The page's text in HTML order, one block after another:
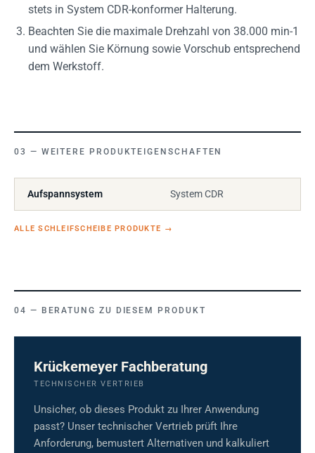
stets in System CDR-konformer Halterung.
Beachten Sie die maximale Drehzahl von 38.000 min-1
und wählen Sie Körnung sowie Vorschub entsprechend
dem Werkstoff.
WEITERE PRODUKTEIGENSCHAFTEN
Aufspannsystem System CDR
ALLE SCHLEIFSCHEIBE PRODUKTE →
BERATUNG ZU DIESEM PRODUKT
Krückemeyer Fachberatung
TECHNISCHER VERTRIEB
Unsicher, ob dieses Produkt zu Ihrer Anwendung
passt? Unser technischer Vertrieb prüft Ihre
Anforderung, bemustert Alternativen und kalkuliert